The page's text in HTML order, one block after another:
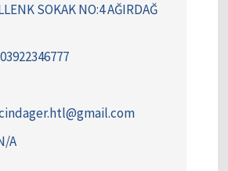
SOKAK NO:4 AĞIRDAĞ
03922346777
A